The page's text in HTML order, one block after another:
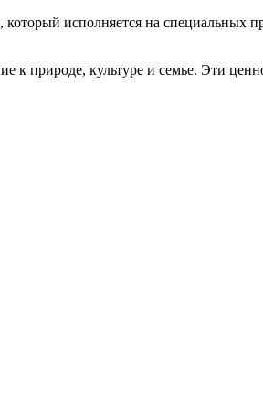
исполняется на специальных
природе, культуре и семье. Эти